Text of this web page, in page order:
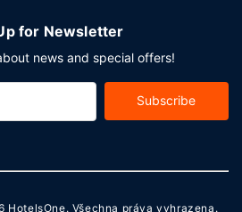
for Newsletter
news and special offers!
Subscribe
HotelsOne. Všechna práva vyhrazena.